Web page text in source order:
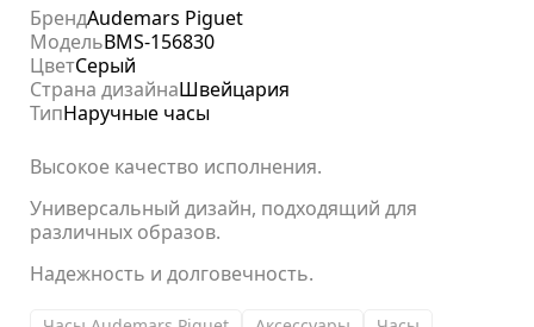
БрендAudemars Piguet
МодельBMS-156830
ЦветСерый
Страна дизайнаШвейцария
ТипНаручные часы
Высокое качество исполнения.
Универсальный дизайн, подходящий для
различных образов.
Надежность и долговечность.